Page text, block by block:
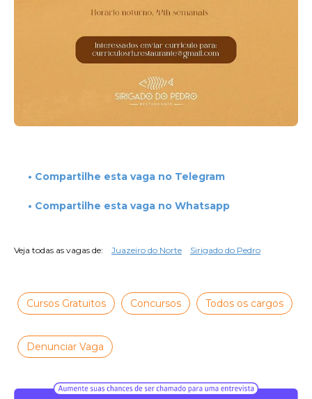
• Compartilhe esta vaga no Telegram
• Compartilhe esta vaga no Whatsapp
Veja todas as vagas de: Juazeiro do Norte Sirigado do Pedro
Cursos Gratuitos Concursos Todos os cargos
Denunciar Vaga